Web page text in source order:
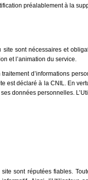
préalablement à la
sont nécessaires et
et l’animation du service.
d’informations
est déclaré à la CNIL. En
données personnelles.
sont réputées fiables.